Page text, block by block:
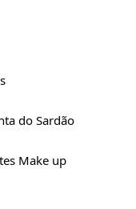
do Sardão
Make up